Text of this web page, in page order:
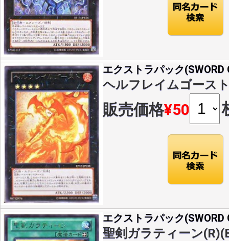
エクストラパック(SWORD
ヘルフレイムゴース
販売価格¥50
エクストラパック(SWORD
聖剣ガラティーン